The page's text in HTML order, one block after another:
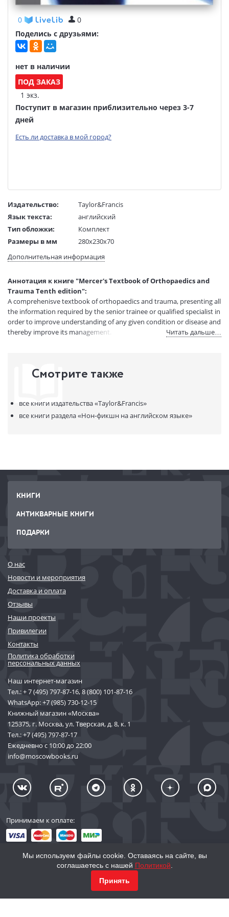
0
0
Поделись с друзьями:
нет в наличии
ПОД ЗАКАЗ
1 экз.
Поступит в магазин приблизительно через 3-7
дней
Есть ли доставка в мой город?
Издательство:
Taylor&Francis
Язык текста:
английский
Тип обложки:
Комплект
Размеры в мм
280x230x70
Вес:
5 гр.
Код товара:
50031962
Артикул:
11173750
ISBN:
9780340942031
В продаже с:
08.04.2021
Дополнительная информация
Аннотация к книге "Mercer's Textbook of Orthopaedics and
Trauma Tenth edition":
A comprehenisve textbook of orthopaedics and trauma, presenting all
the information required by the senior trainee or qualified specialist in
order to improve understanding of any given condition or disease and
thereby improve its management.
Читать дальше…
Смотрите также
все книги издательства«Taylor&Francis»
все книги раздела«Нон-фикшн на английском языке»
КНИГИ
АНТИКВАРНЫЕ КНИГИ
ПОДАРКИ
О нас
Новости и мероприятия
Доставка и оплата
Отзывы
Наши проекты
Привилегии
Контакты
Политика обработки
персональных данных
Наш интернет-магазин
Тел.:+ 7 (495) 797-87-16,8 (800) 101-87-16
WhatsApp:+7 (985) 730-12-15
Книжный магазин «Москва»
125375, г. Москва, ул. Тверская, д. 8, к. 1
Тел.:+7 (495) 797-87-17
Ежедневно с 10:00 до 22:00
info@moscowbooks.ru
Принимаем к оплате:
© 2002–2026 «Торговый Дом Книги «МОСКВА»
Мы используем файлы cookie. Оставаясь на сайте, вы
соглашаетесь с нашей Политикой
Принять